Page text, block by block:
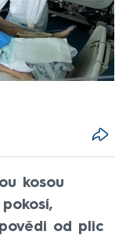
kosou
od plic